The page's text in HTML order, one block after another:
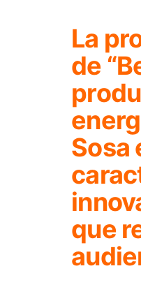
La
de
Sosa
que